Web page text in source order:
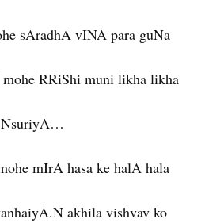
sAradhA vINA para guNa
mohe RRiShi muni likha likha
mIrA hasa ke halA hala
akhila vishvav ko